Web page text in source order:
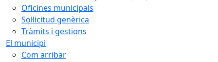
Oficines municipals
Sol·licitud genèrica
Tràmits i gestions
El municipi
Com arribar